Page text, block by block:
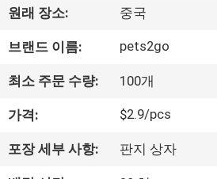
우
리
에
원래 장소: 중국
브랜드 이름: pets2go
최소 주문 수량: 100개
가격: $2.9/pcs
포장 세부 사항: 판지 상자